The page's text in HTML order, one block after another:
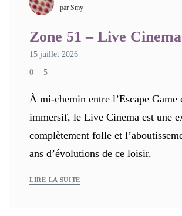
par Smy
Zone 51 – Live Cinema
15 juillet 2026
0 5
À mi-chemin entre l’Escape Game
immersif, le Live Cinema est une
complètement folle et
ans d’évolutions de ce loisir.
LIRE LA SUITE